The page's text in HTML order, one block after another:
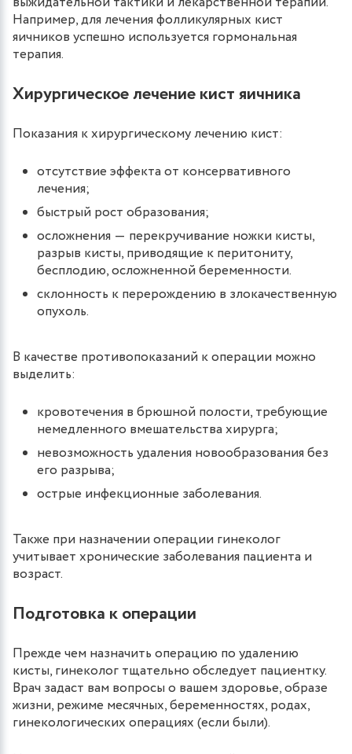
Например, для лечения фолликулярных кист
яичников успешно используется гормональная
терапия.
Хирургическое лечение кист яичника
Показания к хирургическому лечению кист:
отсутствие эффекта от консервативного
лечения;
быстрый рост образования;
осложнения ― перекручивание ножки кисты,
разрыв кисты, приводящие к перитониту,
бесплодию, осложненной беременности.
склонность к перерождению в злокачественную
опухоль.
В качестве противопоказаний к операции можно
выделить:
кровотечения в брюшной полости, требующие
немедленного вмешательства хирурга;
невозможность удаления новообразования без
его разрыва;
острые инфекционные заболевания.
Также при назначении операции гинеколог
учитывает хронические заболевания пациента и
возраст.
Подготовка к операции
Прежде чем назначить операцию по удалению
кисты, гинеколог тщательно обследует пациентку.
Врач задаст вам вопросы о вашем здоровье, образе
жизни, режиме месячных, беременностях, родах,
гинекологических операциях (если были).